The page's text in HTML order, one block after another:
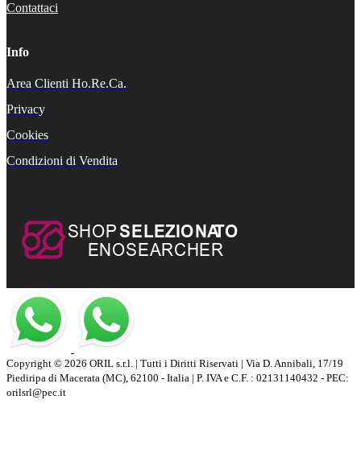
Contattaci
Info
Area Clienti Ho.Re.Ca.
Privacy
Cookies
Condizioni di Vendita
Copyright © 2026 ORIL s.r.l. | Tutti i Diritti Riservati | Via D. Annibali, 17/19
Piediripa di Macerata (MC), 62100 - Italia | P. IVA e C.F. : 02131140432 - PEC:
orilsrl@pec.it